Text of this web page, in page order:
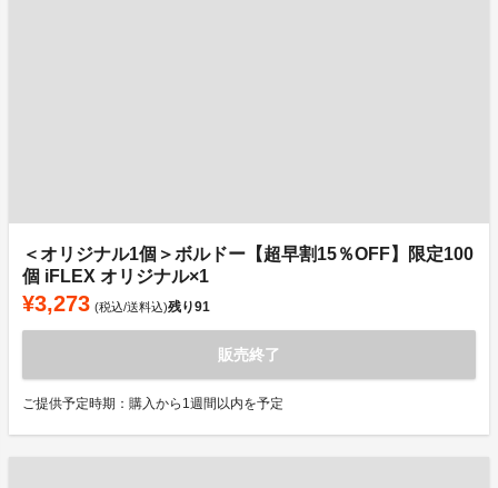
＜オリジナル1個＞ボルドー【超早割15％OFF】限定100
個 iFLEX オリジナル×1
¥3,273 (税込/送料込)残り91
販売終了
ご提供予定時期：購入から1週間以内を予定